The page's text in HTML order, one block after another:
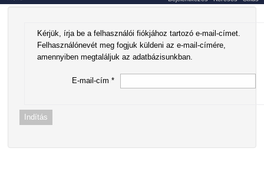
Kérjük, írja be a felhasználói fiókjához tartozó e-mail-címet.
Felhasználónevét meg fogjuk küldeni az e-mail-címére,
amennyiben megtaláljuk az adatbázisunkban.
E-mail-cím *
Indítás